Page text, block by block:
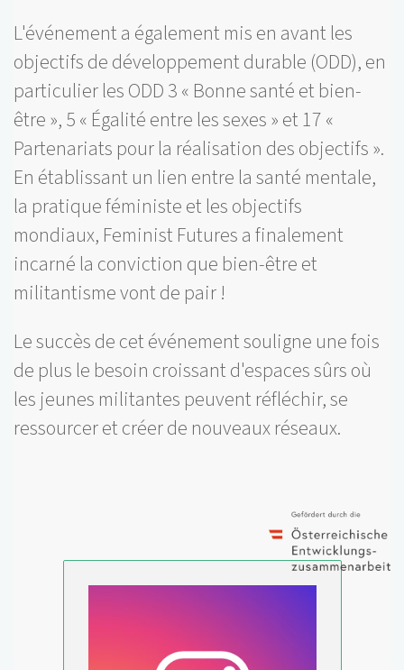
L'événement a également mis en avant les
objectifs de développement durable (ODD), en
particulier les ODD 3 « Bonne santé et bien-
être », 5 « Égalité entre les sexes » et 17 «
Partenariats pour la réalisation des objectifs ».
En établissant un lien entre la santé mentale,
la pratique féministe et les objectifs
mondiaux, Feminist Futures a finalement
incarné la conviction que bien-être et
militantisme vont de pair !
Le succès de cet événement souligne une fois
de plus le besoin croissant d'espaces sûrs où
les jeunes militantes peuvent réfléchir, se
ressourcer et créer de nouveaux réseaux.